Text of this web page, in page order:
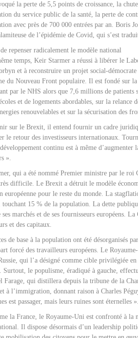
la perte de 5,5 points de croissance, la
du service public de la santé, la perte de
avec près de 700 000 entrées par an. Boris
de l’épidémie de Covid, qui s’est
repenser radicalement le modèle national
temps, Keir Starmer a réussi à libérer le
et à reconstruire un projet social-
du Nouveau Front populaire. Il est fondé sur
par le NHS alors que 7,6 millions de patients
et de logements abordables, sur la relance
renouvelables et sur la sécurisation des
sur le Brexit, il entend fournir un cadre
le retour des investisseurs internationaux.
continu est à même
».
qui a été nommé Premier ministre par le
difficile. Le Brexit a détruit le modèle
européenne pour le reste du monde. La
touchant 15 % de la population. La dette
ses marchés et de ses fournisseurs européens.
et des capitaux.
de base à la population ont été désorganisés
forcé des travailleurs européens. Le
qui l’a désigné comme cible privilégiée
Surtout, le populisme, éradiqué à gauche,
Farage, qui distillera depuis la tribune de la
à l’immigration, donnant raison à Charles
est passager, mais leurs ruines sont éternelles ».
la France, le Royaume-Uni est confronté à la
Il dispose désormais d’un leadership